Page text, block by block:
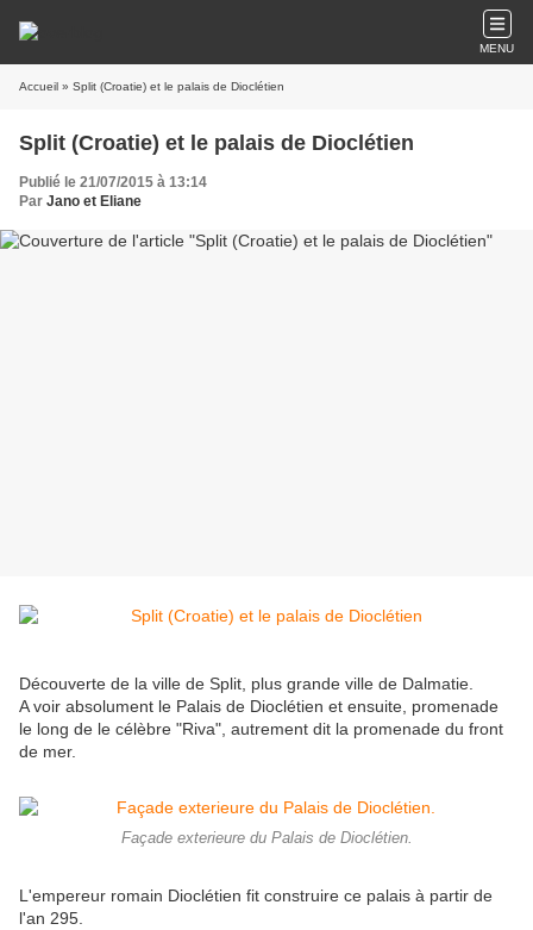
MENU
Accueil » Split (Croatie) et le palais de Dioclétien
Split (Croatie) et le palais de Dioclétien
Publié le 21/07/2015 à 13:14
Par Jano et Eliane
Découverte de la ville de Split, plus grande ville de Dalmatie.
A voir absolument le Palais de Dioclétien et ensuite, promenade
le long de le célèbre "Riva", autrement dit la promenade du front
de mer.
Façade exterieure du Palais de Dioclétien.
L'empereur romain Dioclétien fit construire ce palais à partir de
l'an 295.